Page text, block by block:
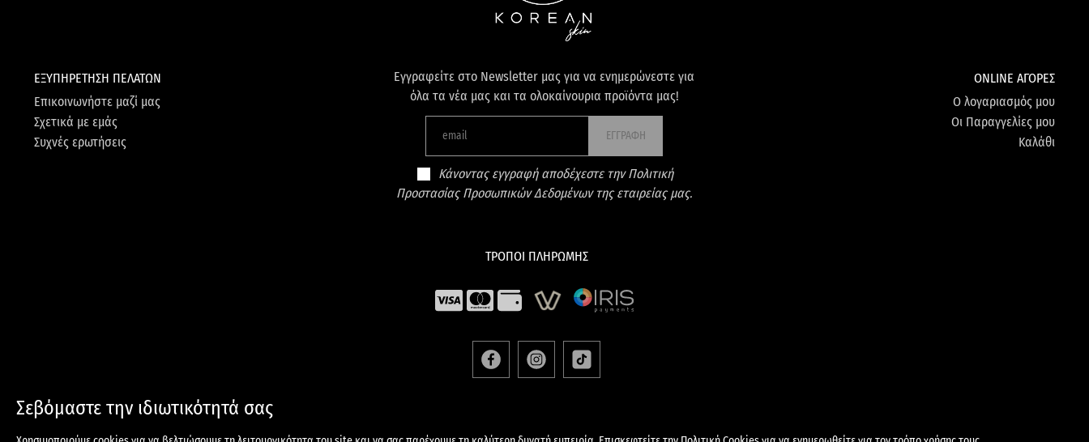
Σεβόμαστε την ιδιωτικότητά σας
ΕΞΥΠΗΡΕΤΗΣΗ ΠΕΛΑΤΩΝ
Επικοινωνήστε μαζί μας
Σχετικά με εμάς
Συχνές ερωτήσεις
Εγγραφείτε στο Newsletter μας για να ενημερώνεστε για
όλα τα νέα μας και τα ολοκαίνουρια προϊόντα μας!
ΕΓΓΡΑΦΗ
Κάνοντας εγγραφή αποδέχεστε την Πολιτική
Προστασίας Προσωπικών Δεδομένων της εταιρείας μας.
ONLINE ΑΓΟΡΕΣ
Ο λογαριασμός μου
Οι Παραγγελίες μου
Καλάθι
ΤΡΟΠΟΙ ΠΛΗΡΩΜΗΣ